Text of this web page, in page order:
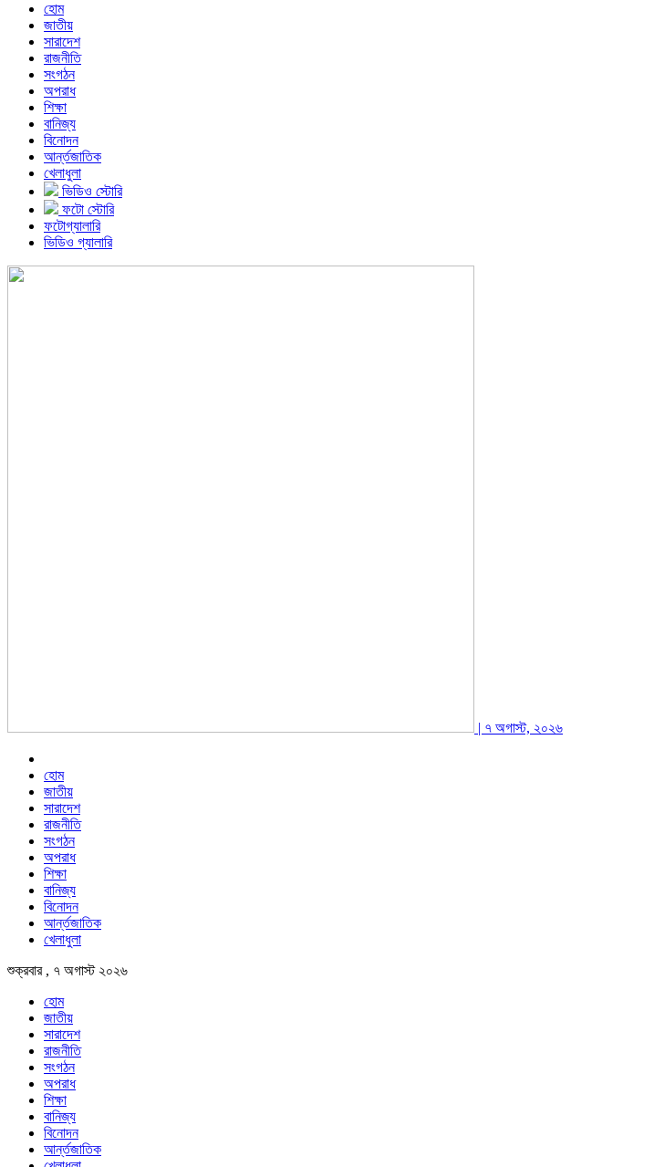
হোম
জাতীয়
সারাদেশ
রাজনীতি
সংগঠন
অপরাধ
শিক্ষা
বানিজ্য
বিনোদন
আর্ন্তজাতিক
খেলাধুলা
ভিডিও স্টোরি
ফটো স্টোরি
ফটোগ্যালারি
ভিডিও গ্যালারি
| ৭ অগাস্ট, ২০২৬
হোম
জাতীয়
সারাদেশ
রাজনীতি
সংগঠন
অপরাধ
শিক্ষা
বানিজ্য
বিনোদন
আর্ন্তজাতিক
খেলাধুলা
শুক্রবার , ৭ অগাস্ট ২০২৬
হোম
জাতীয়
সারাদেশ
রাজনীতি
সংগঠন
অপরাধ
শিক্ষা
বানিজ্য
বিনোদন
আর্ন্তজাতিক